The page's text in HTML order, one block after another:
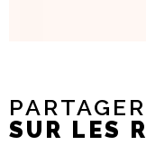
SUR LES